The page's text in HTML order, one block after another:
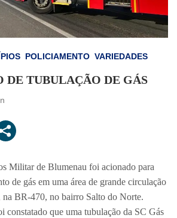
POLICIAMENTO VARIEDADES
DE TUBULAÇÃO DE GÁS
Militar de Blumenau foi acionado para
de gás em uma área de grande circulação
na BR-470, no bairro Salto do Norte.
constatado que uma tubulação da SC Gás